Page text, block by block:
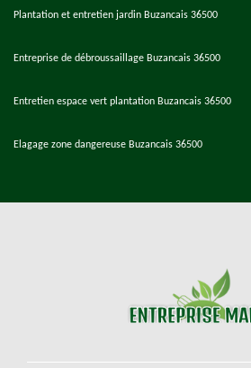
Plantation et entretien jardin Buzancais 36500
Entreprise de débroussaillage Buzancais 36500
Entretien espace vert plantation Buzancais 36500
Elagage zone dangereuse Buzancais 36500